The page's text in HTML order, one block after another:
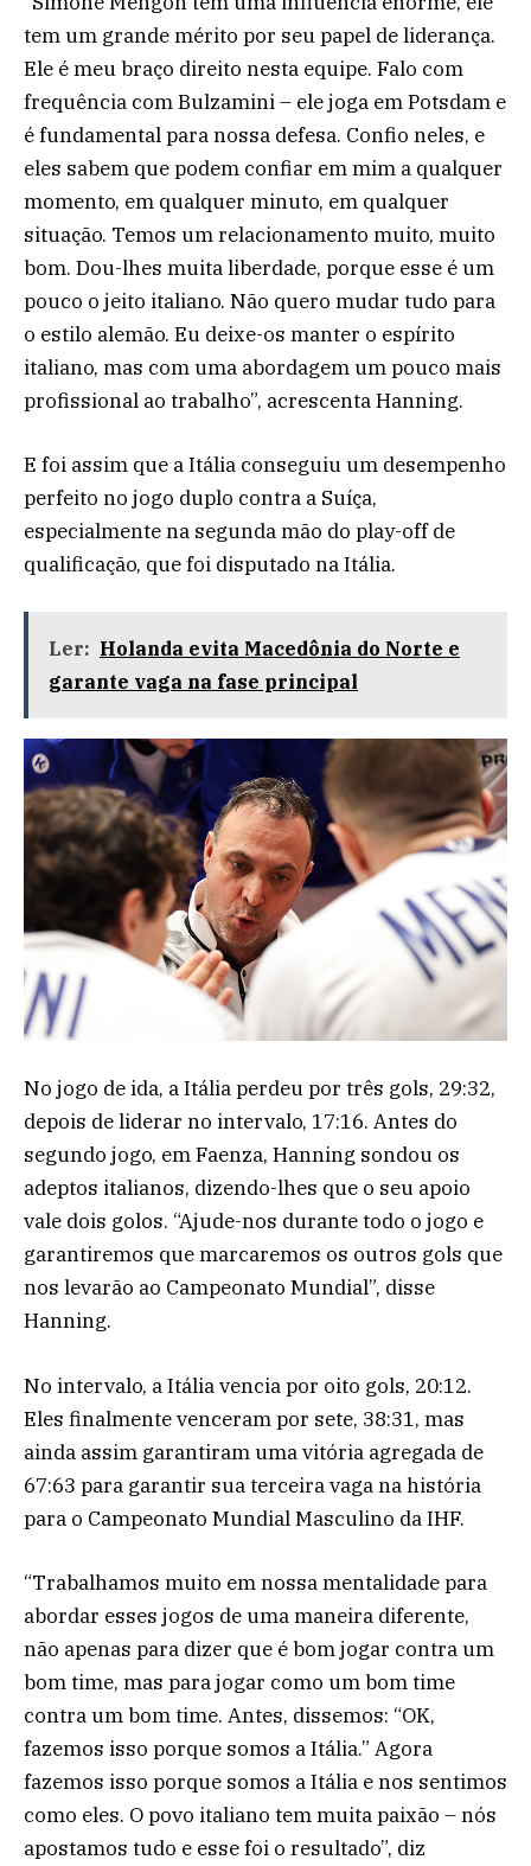
tem um grande mérito por seu papel de liderança.
Ele é meu braço direito nesta equipe. Falo com
frequência com Bulzamini – ele joga em Potsdam e
é fundamental para nossa defesa. Confio neles, e
eles sabem que podem confiar em mim a qualquer
momento, em qualquer minuto, em qualquer
situação. Temos um relacionamento muito, muito
bom. Dou-lhes muita liberdade, porque esse é um
pouco o jeito italiano. Não quero mudar tudo para
o estilo alemão. Eu deixe-os manter o espírito
italiano, mas com uma abordagem um pouco mais
profissional ao trabalho”, acrescenta Hanning.
E foi assim que a Itália conseguiu um desempenho
perfeito no jogo duplo contra a Suíça,
especialmente na segunda mão do play-off de
qualificação, que foi disputado na Itália.
Ler: Holanda evita Macedônia do Norte e
garante vaga na fase principal
No jogo de ida, a Itália perdeu por três gols, 29:32,
depois de liderar no intervalo, 17:16. Antes do
segundo jogo, em Faenza, Hanning sondou os
adeptos italianos, dizendo-lhes que o seu apoio
vale dois golos. “Ajude-nos durante todo o jogo e
garantiremos que marcaremos os outros gols que
nos levarão ao Campeonato Mundial”, disse
Hanning.
No intervalo, a Itália vencia por oito gols, 20:12.
Eles finalmente venceram por sete, 38:31, mas
ainda assim garantiram uma vitória agregada de
67:63 para garantir sua terceira vaga na história
para o Campeonato Mundial Masculino da IHF.
“Trabalhamos muito em nossa mentalidade para
abordar esses jogos de uma maneira diferente,
não apenas para dizer que é bom jogar contra um
bom time, mas para jogar como um bom time
contra um bom time. Antes, dissemos: “OK,
fazemos isso porque somos a Itália.” Agora
fazemos isso porque somos a Itália e nos sentimos
como eles. O povo italiano tem muita paixão – nós
apostamos tudo e esse foi o resultado”, diz